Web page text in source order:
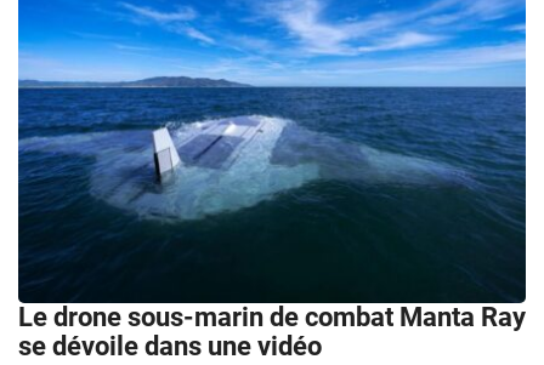
Le drone sous-marin de combat Manta Ray
se dévoile dans une vidéo